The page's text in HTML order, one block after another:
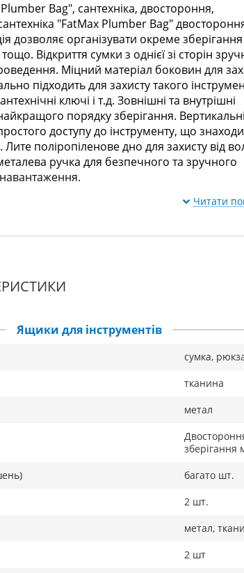
Bag", сантехніка, двостороння,
"FatMax Plumber Bag"
дозволяє організувати окреме зберігання
Відкриття сумки з однієї зі сторін
Міцний матеріал боковин для
підходить для захисту такого
ключі і т.д. Зовнішні та внутрішні
порядку зберігання. Вертикальні
доступу до інструменту, що
Лите поліропіленове дно для захисту від
ручка для безпечного та зручного
Читати
Ящики для інструментів
сумка,
тканина
метал
зберігання
багато шт.
2 шт.
метал,
2 шт